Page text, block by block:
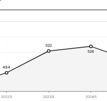
494
522
528
2022/5 2023/5 2024/5